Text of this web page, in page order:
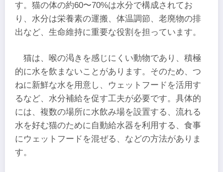
す。猫の体の約60〜70%は水分で構成されてお
り、水分は栄養素の運搬、体温調節、老廃物の排
出など、生命維持に重要な役割を担っています。
猫は、喉の渇きを感じにくい動物であり、積極
的に水を飲まないことがあります。そのため、つ
ねに新鮮な水を用意し、ウェットフードを活用す
るなど、水分補給を促す工夫が必要です。具体的
には、複数の場所に水飲み場を設置する、流れる
水を好む猫のために自動給水器を利用する、食事
にウェットフードを混ぜる、などの方法がありま
す。